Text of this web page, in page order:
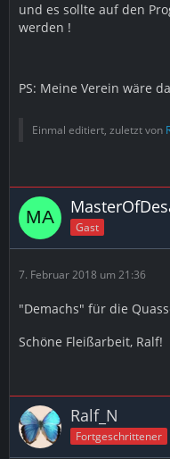
und es sollte auf den
werden !
PS: Meine Verein wäre
Einmal editiert, zuletzt von
Gast
7. Februar 2018 um 21:36
"Demachs" für die
Schöne Fleißarbeit, Ralf!
Ralf_N
Fortgeschrittener